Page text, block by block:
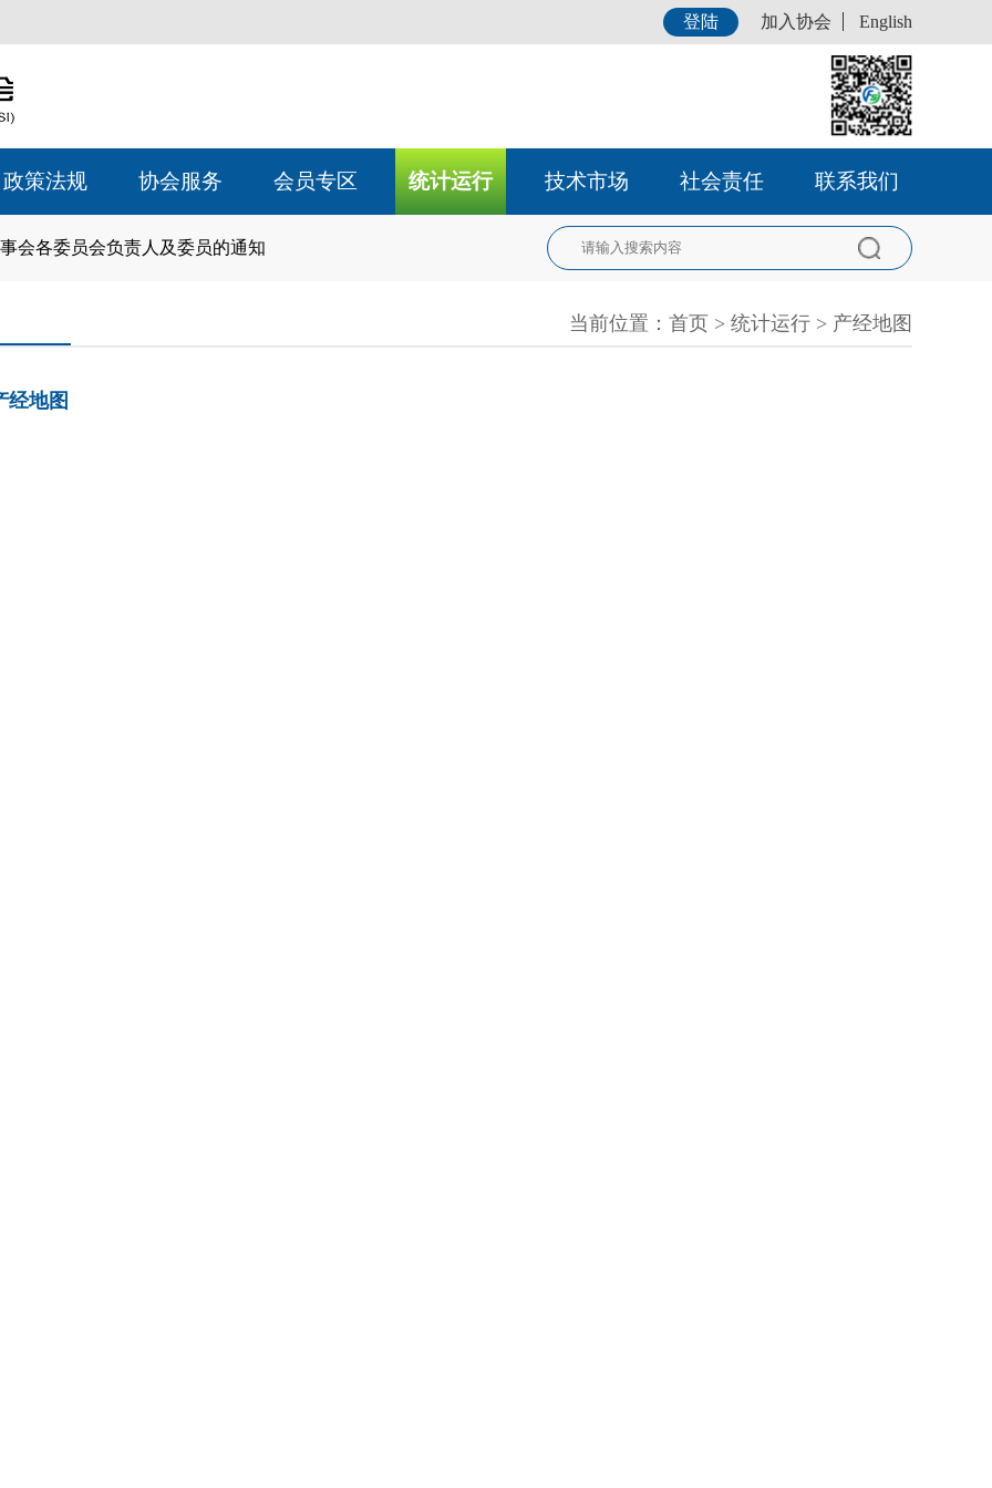
登陆 加入协会 English
政策法规 协会服务 会员专区 统计运行 技术市场 社会责任 联系我们
会各委员会负责人及委员的通知
当前位置： 首页 > 统计运行 > 产经地图
经地图